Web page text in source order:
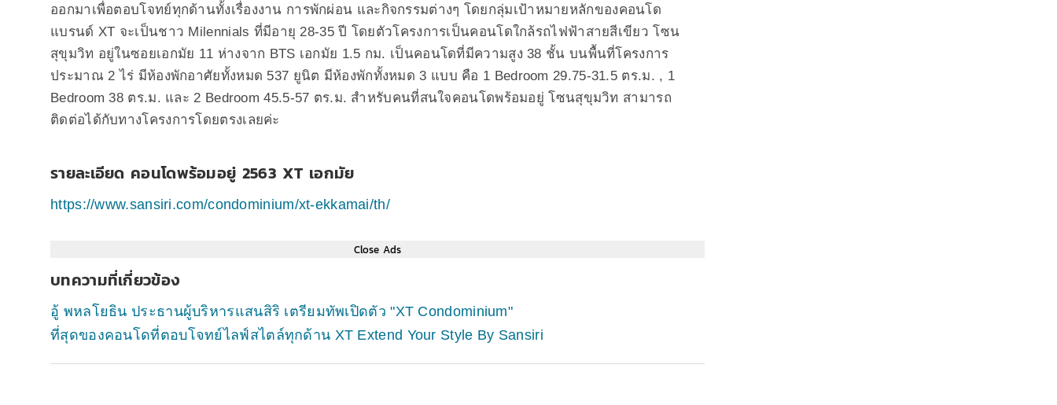
ออกมาเพื่อตอบโจทย์ทุกด้านทั้งเรื่องงาน การพักผ่อน และกิจกรรมต่างๆ โดยกลุ่มเป้าหมายหลักของคอนโด
แบรนด์ XT จะเป็นชาว Milennials ที่มีอายุ 28-35 ปี โดยตัวโครงการเป็นคอนโดใกล้รถไฟฟ้าสายสีเขียว โซน
สุขุมวิท อยู่ในซอยเอกมัย 11 ห่างจาก BTS เอกมัย 1.5 กม. เป็นคอนโดที่มีความสูง 38 ชั้น บนพื้นที่โครงการ
ประมาณ 2 ไร่ มีห้องพักอาศัยทั้งหมด 537 ยูนิต มีห้องพักทั้งหมด 3 แบบ คือ 1 Bedroom 29.75-31.5 ตร.ม. , 1
Bedroom 38 ตร.ม. และ 2 Bedroom 45.5-57 ตร.ม. สำหรับคนที่สนใจคอนโดพร้อมอยู่ โซนสุขุมวิท สามารถ
ติดต่อได้กับทางโครงการโดยตรงเลยค่ะ
รายละเอียด คอนโดพร้อมอยู่ 2563 XT เอกมัย
https://www.sansiri.com/condominium/xt-ekkamai/th/
Close Ads
บทความที่เกี่ยวข้อง
อู้ พหลโยธิน ประธานผู้บริหารแสนสิริ เตรียมทัพเปิดตัว "XT Condominium"
ที่สุดของคอนโดที่ตอบโจทย์ไลฟ์สไตล์ทุกด้าน XT Extend Your Style By Sansiri